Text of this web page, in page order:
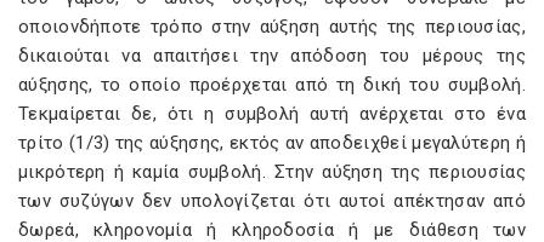
οποιονδήποτε τρόπο στην αύξηση αυτής της περιουσίας,
δικαιούται να απαιτήσει την απόδοση του μέρους της
αύξησης, το οποίο προέρχεται από τη δική του συμβολή.
Τεκμαίρεται δε, ότι η συμβολή αυτή ανέρχεται στο ένα
τρίτο (1/3) της αύξησης, εκτός αν αποδειχθεί μεγαλύτερη ή
μικρότερη ή καμία συμβολή. Στην αύξηση της περιουσίας
των συζύγων δεν υπολογίζεται ότι αυτοί απέκτησαν από
δωρεά, κληρονομία ή κληροδοσία ή µε διάθεση των